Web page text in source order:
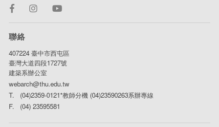
聯絡
407224 臺中市西屯區
臺灣大道四段1727號
建築系辦公室
webarch@thu.edu.tw
T. (04)2359-0121*教師分機 (04)23590263系辦專線
F. (04) 23595581